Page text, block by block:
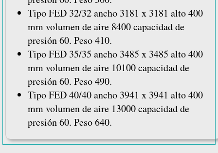
Tipo FED 32/32 ancho 3181 x 3181 alto 400
mm volumen de aire 8400 capacidad de
presión 60. Peso 410.
Tipo FED 35/35 ancho 3485 x 3485 alto 400
mm volumen de aire 10100 capacidad de
presión 60. Peso 490.
Tipo FED 40/40 ancho 3941 x 3941 alto 400
mm volumen de aire 13000 capacidad de
presión 60. Peso 640.